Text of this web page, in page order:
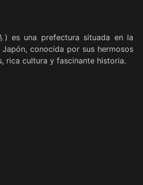
) es una prefectura situada en la
conocida por sus hermosos
rica cultura y fascinante historia.